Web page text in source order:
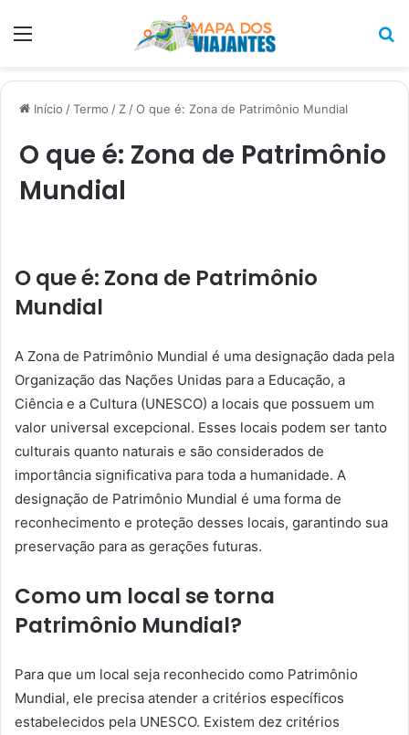
Menu
Início /Termo / Z /O que é: Zona de Patrimônio Mundial
O que é: Zona de Patrimônio
Mundial
O que é: Zona de Patrimônio
Mundial
A Zona de Patrimônio Mundial é uma designação dada pela
Organização das Nações Unidas para a Educação, a
Ciência e a Cultura (UNESCO) a locais que possuem um
valor universal excepcional. Esses locais podem ser tanto
culturais quanto naturais e são considerados de
importância significativa para toda a humanidade. A
designação de Patrimônio Mundial é uma forma de
reconhecimento e proteção desses locais, garantindo sua
preservação para as gerações futuras.
Como um local se torna
Patrimônio Mundial?
Para que um local seja reconhecido como Patrimônio
Mundial, ele precisa atender a critérios específicos
estabelecidos pela UNESCO. Existem dez critérios